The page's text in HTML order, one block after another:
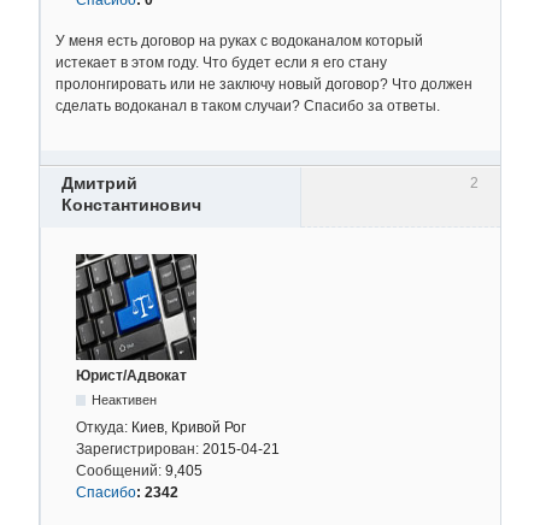
У меня есть договор на руках с водоканалом который
истекает в этом году. Что будет если я его стану
пролонгировать или не заключу новый договор? Что должен
сделать водоканал в таком случаи? Спасибо за ответы.
2
Дмитрий
Константинович
Юрист/Адвокат
Неактивен
Откуда: Киев, Кривой Рог
Зарегистрирован: 2015-04-21
Сообщений: 9,405
Спасибо: 2342